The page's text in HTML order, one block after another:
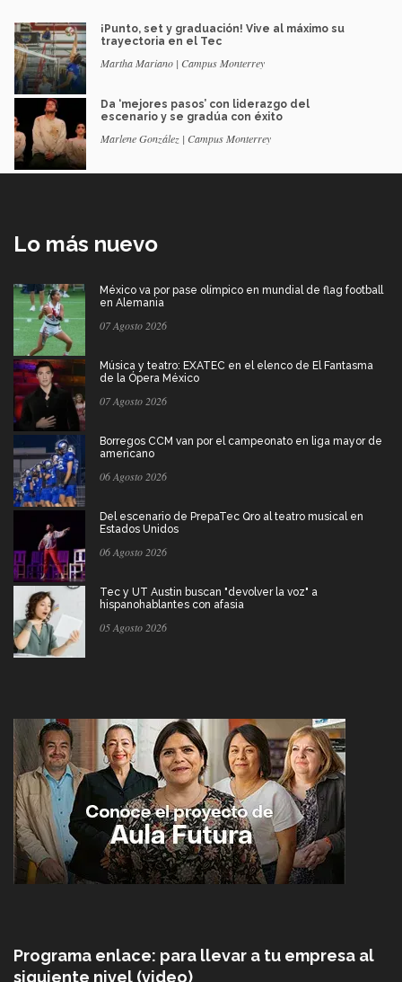
¡Punto, set y graduación! Vive al máximo su
trayectoria en el Tec
Martha Mariano | Campus Monterrey
Da ‘mejores pasos’ con liderazgo del
escenario y se gradúa con éxito
Marlene González | Campus Monterrey
Lo más nuevo
México va por pase olímpico en mundial de flag football
en Alemania
07 Agosto 2026
Música y teatro: EXATEC en el elenco de El Fantasma
de la Ópera México
07 Agosto 2026
Borregos CCM van por el campeonato en liga mayor de
americano
06 Agosto 2026
Del escenario de PrepaTec Qro al teatro musical en
Estados Unidos
06 Agosto 2026
Tec y UT Austin buscan "devolver la voz" a
hispanohablantes con afasia
05 Agosto 2026
Programa enlace: para llevar a tu empresa al
siguiente nivel (video)